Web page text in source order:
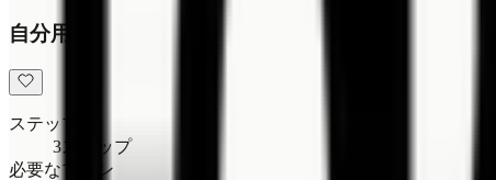
自分用
ステップ
3ステップ
必要なプラン